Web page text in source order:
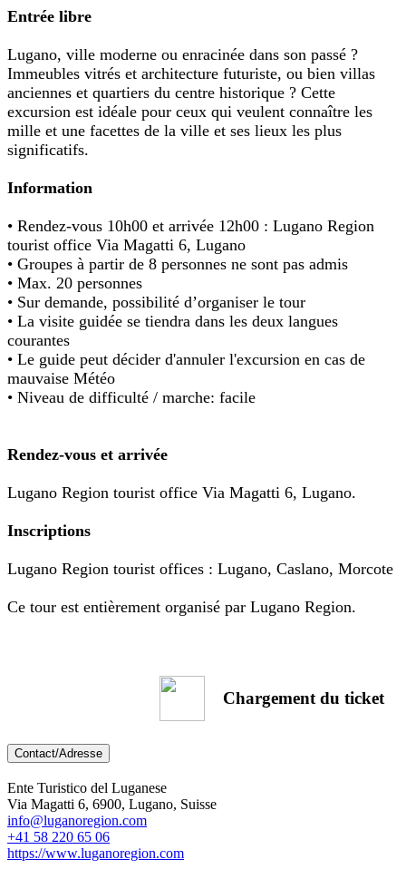
Entrée libre
Lugano, ville moderne ou enracinée dans son passé ?
Immeubles vitrés et architecture futuriste, ou bien villas
anciennes et quartiers du centre historique ? Cette
excursion est idéale pour ceux qui veulent connaître les
mille et une facettes de la ville et ses lieux les plus
significatifs.
Information
• Rendez-vous 10h00 et arrivée 12h00 : Lugano Region
tourist office Via Magatti 6, Lugano
• Groupes à partir de 8 personnes ne sont pas admis
• Max. 20 personnes
• Sur demande, possibilité d’organiser le tour
• La visite guidée se tiendra dans les deux langues
courantes
• Le guide peut décider d'annuler l'excursion en cas de
mauvaise Météo
• Niveau de difficulté / marche: facile
Rendez-vous et arrivée
Lugano Region tourist office Via Magatti 6, Lugano.
Inscriptions
Lugano Region tourist offices : Lugano, Caslano, Morcote
Ce tour est entièrement organisé par Lugano Region.
Chargement du ticket
Contact/Adresse
Ente Turistico del Luganese
Via Magatti 6, 6900, Lugano, Suisse
info@luganoregion.com
+41 58 220 65 06
https://www.luganoregion.com